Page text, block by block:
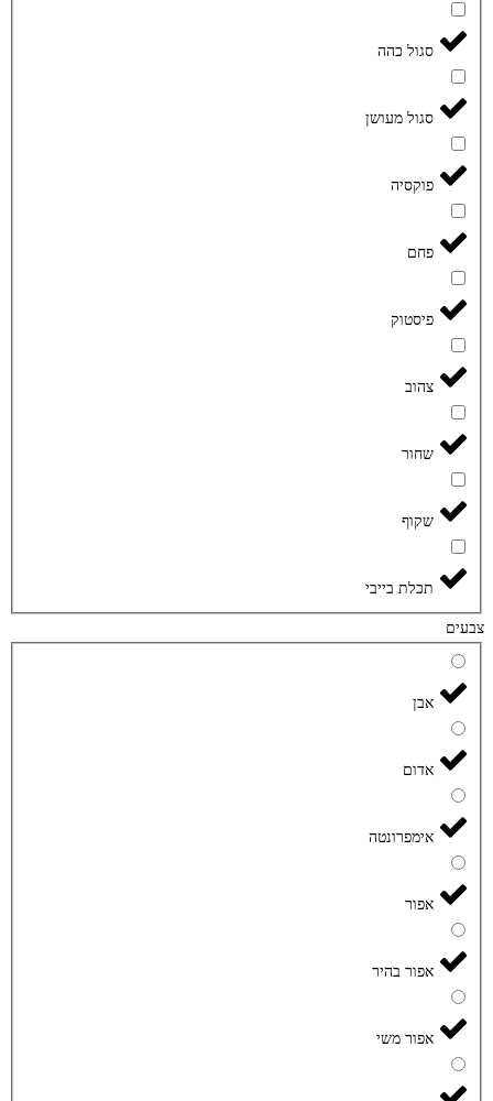
סגול כהה
סגול מעושן
פוקסיה
פחם
פיסטוק
צהוב
שחור
שקוף
תכלת בייבי
צבעים
אבן
אדום
אימפרונטה
אפור
אפור בהיר
אפור משי